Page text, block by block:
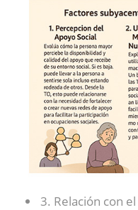
3. Relación con